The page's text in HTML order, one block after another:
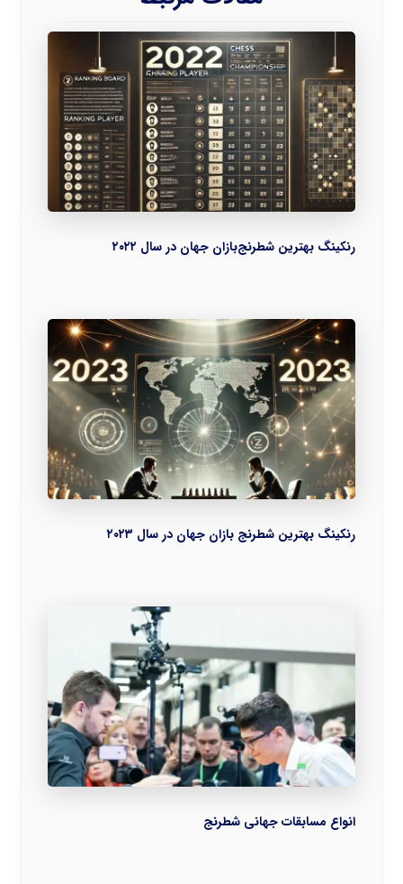
رنکینگ بهترین شطرنج‌بازان جهان در سال ۲۰۲۲
رنکینگ بهترین شطرنج بازان جهان در سال ۲۰۲۳
انواع مسابقات جهانی شطرنج